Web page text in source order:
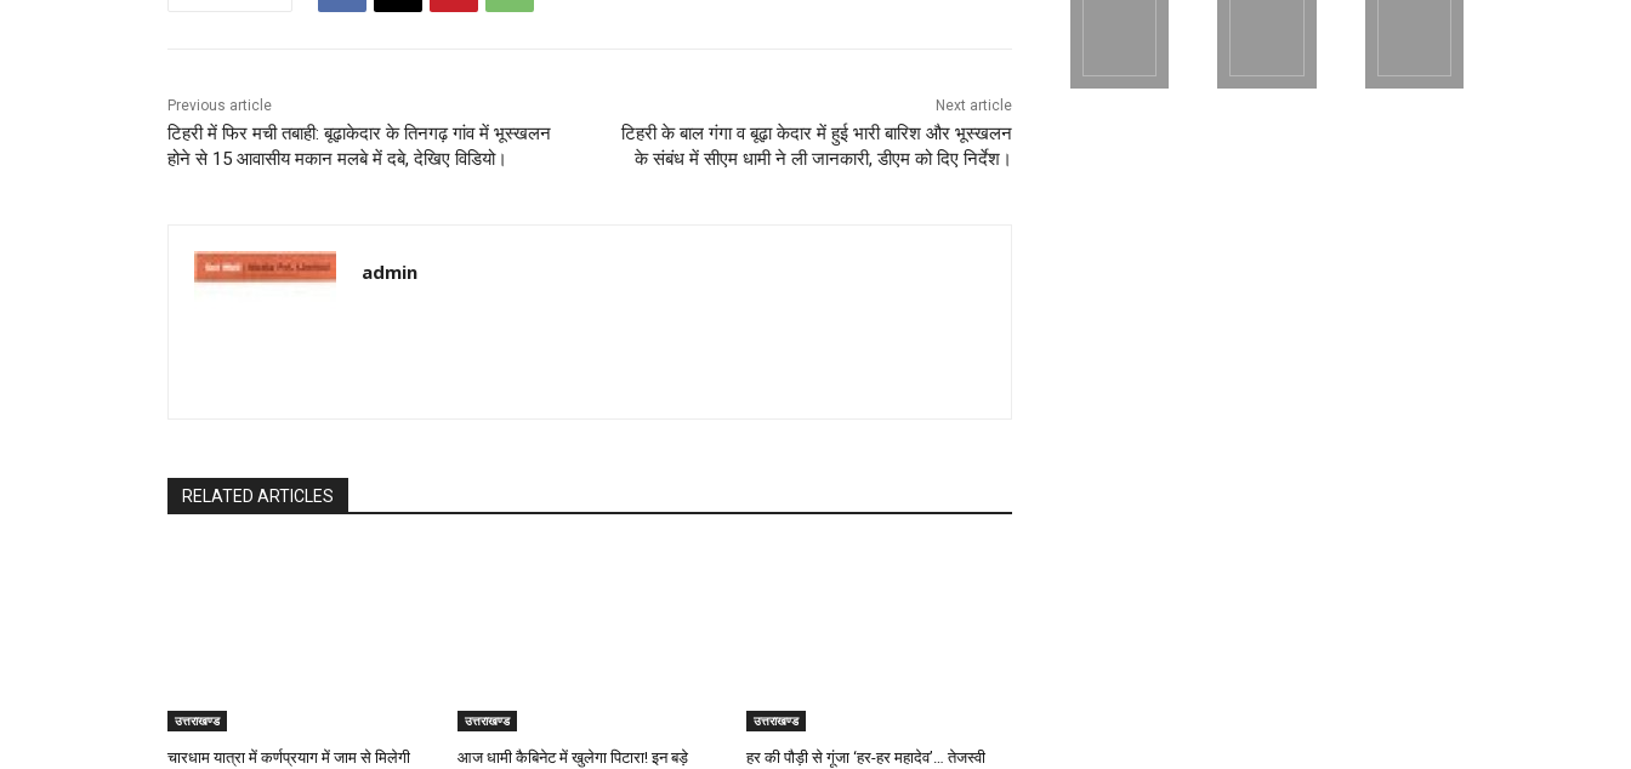
Previous article
टिहरी में फिर मची तबाही: बूढ़ाकेदार के तिनगढ़ गांव में भूस्खलन
होने से 15 आवासीय मकान मलबे में दबे, देखिए विडियो।
Next article
टिहरी के बाल गंगा व बूढ़ा केदार में हुई भारी बारिश और भूस्खलन
के संबंध में सीएम धामी ने ली जानकारी, डीएम को दिए निर्देश।
admin
RELATED ARTICLES
उत्तराखण्ड
चारधाम यात्रा में कर्णप्रयाग में जाम से मिलेगी
उत्तराखण्ड
आज धामी कैबिनेट में खुलेगा पिटारा! इन बड़े
उत्तराखण्ड
हर की पौड़ी से गूंजा ‘हर-हर महादेव’… तेजस्वी